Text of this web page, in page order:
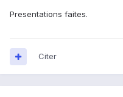
Presentations faites.
Citer